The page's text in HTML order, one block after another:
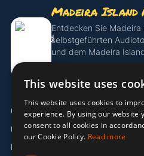
Madeira Island
Entdecken Sie Madeira
selbstgeführten
und dem Madeira
Island Pass
UNTERNEHMEN
Über uns
Partner
This website uses
This website uses cookies to
experience. By using our website
consent to all cookies in
our Cookie Policy. Read more